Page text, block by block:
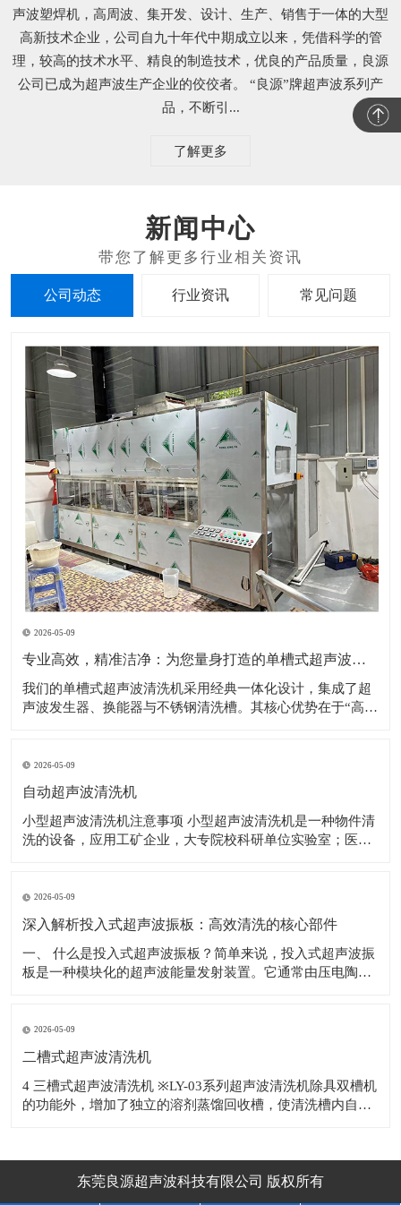
声波塑焊机，高周波、集开发、设计、生产、销售于一体的大型
高新技术企业，公司自九十年代中期成立以来，凭借科学的管
理，较高的技术水平、精良的制造技术，优良的产品质量，良源
公司已成为超声波生产企业的佼佼者。 “良源”牌超声波系列产
品，不断引...
了解更多
新闻中心
公司动态 行业资讯 常见问题
2026-05-09
专业高效，精准洁净：为您量身打造的单槽式超声波清洗解决方案
​我们的单槽式超声波清洗机采用经典一体化设计，集成了超
声波发生器、换能器与不锈钢清洗槽。其核心优势在于“高效
件表面的油污、粉尘、碎屑等各类污染物。设备操作极其简
便，用户只需加入清洗液、设置时间与
2026-05-09
自动超声波清洗机
小型超声波清洗机注意事项 小型超声波清洗机是一种物件清
洗的设备，应用工矿企业，大专院校科研单位实验室；医
除。 使用超声波清洗机的注意事项如下： 1.为避免清洗槽，
因热
2026-05-09
深入解析投入式超声波振板：高效清洗的核心部件
​一、 什么是投入式超声波振板？简单来说，投入式超声波振
板是一种模块化的超声波能量发射装置。它通常由压电陶瓷
独立的防水结构，可以根据清洗槽的尺寸和清洗工艺要求，
灵活地安装于槽体底部或侧壁，甚至多块
2026-05-09
二槽式超声波清洗机
4 三槽式超声波清洗机 ※LY-03系列超声波清洗机除具双槽机
的功能外，增加了独立的溶剂蒸馏回收槽，使清洗槽内自动
东莞良源超声波科技有限公司 版权所有